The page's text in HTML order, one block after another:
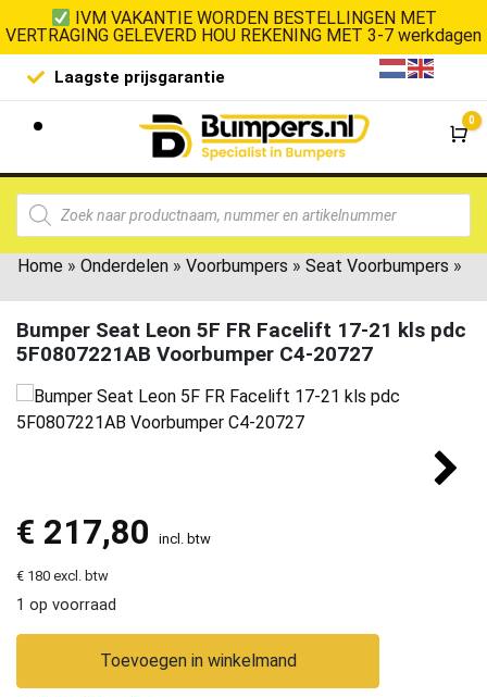
IVM VAKANTIE WORDEN BESTELLINGEN MET
VERTRAGING GELEVERD HOU REKENING MET 3-7 werkdagen
Laagste prijsgarantie De
0
Home » Onderdelen » Voorbumpers » Seat Voorbumpers »
Bumper Seat Leon 5F FR Facelift 17-21 kls pdc
5F0807221AB Voorbumper C4-20727
€ 217,80 incl. btw
€ 180 excl. btw
1 op voorraad
Toevoegen in winkelmand